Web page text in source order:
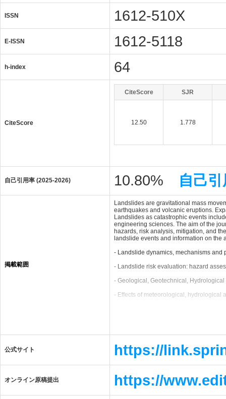
ISSN 1612-510X
E-ISSN 1612-5118
h-index 64
CiteScore
CiteScore SJR
12.50 1.778
自己引用率 (2025-2026) 10.80% 自己
掲載範囲
Landslides are gravitational mass
earthquakes and volcanic eruptions.
Landslides as catastrophic events
engineering sciences. The aim of the
hazards, risk analysis, mitigation, and
landslide events and information on
- Landslide dynamics, mechanisms and
- Landslide risk evaluation: hazard
- Geological, Geotechnical,
- Effects of meteorological, hydrological
- Application of GIS techniques
- Rock slides, rock falls, debris flows,
- Large-scale landslides, lahars and
- Marine and reservoir related landslides
- Landslide related tsunamis and seiches
公式サイト https://
オンライン原稿提出 https://